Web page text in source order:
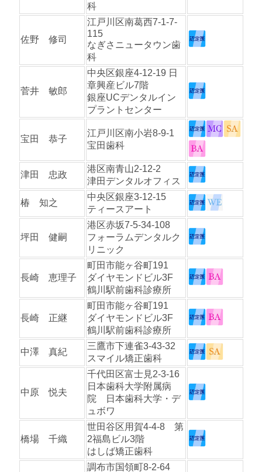
科
佐野 修司
江戸川区南葛西7-1-7-
115
なぎさニュータウン歯
科
菅井 敏郎
中央区銀座4-12-19 日
章興産ビル7階
銀座UCデンタルイン
プラントセンター
宝田 恭子
江戸川区南小岩8-9-1
宝田歯科
津田 忠政
港区南青山2-12-2
津田デンタルオフィス
椿 知之
中央区銀座3-12-15
ティースアート
坪田 健嗣
港区赤坂7-5-34-108
フォーラムデンタルク
リニック
長崎 恵理子
町田市能ヶ谷町191
ダイヤモンドビル3F
鶴川駅前歯科診療所
長崎 正継
町田市能ヶ谷町191
ダイヤモンドビル3F
鶴川駅前歯科診療所
中澤 真紀
三鷹市下連雀3-43-32
スマイル矯正歯科
中原 悦夫
千代田区富士見2-3-16
日本歯科大学附属病
院 日本歯科大学・デ
ュボワ
橋場 千織
世田谷区用賀4-4-8 第
2福島ビル3階
はしば矯正歯科
調布市国領町8-2-64